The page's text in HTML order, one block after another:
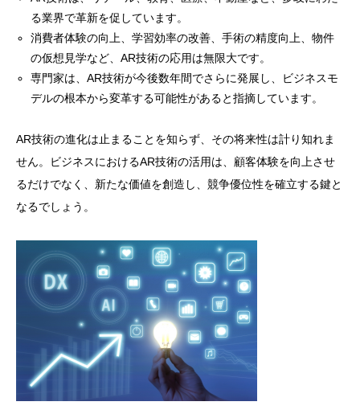
る業界で革新を促しています。
消費者体験の向上、学習効率の改善、手術の精度向上、物件
の仮想見学など、AR技術の応用は無限大です。
専門家は、AR技術が今後数年間でさらに発展し、ビジネスモ
デルの根本から変革する可能性があると指摘しています。
AR技術の進化は止まることを知らず、その将来性は計り知れま
せん。ビジネスにおけるAR技術の活用は、顧客体験を向上させ
るだけでなく、新たな価値を創造し、競争優位性を確立する鍵と
なるでしょう。